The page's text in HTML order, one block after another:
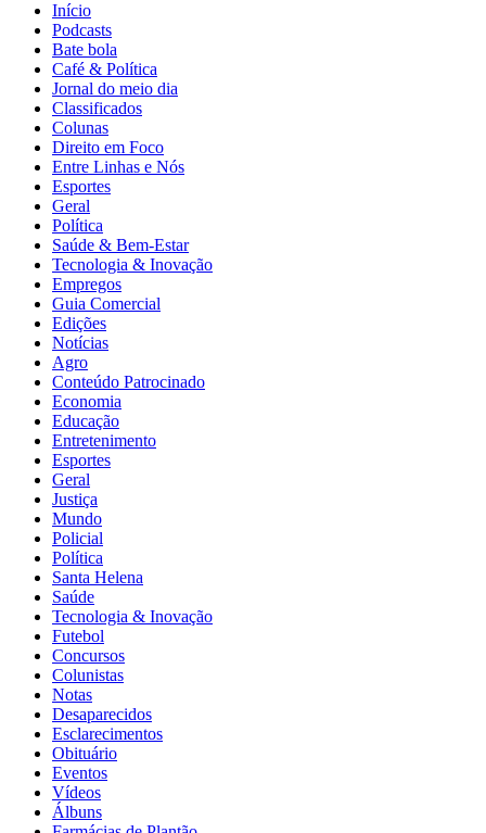
Início
Podcasts
Bate bola
Café & Política
Jornal do meio dia
Classificados
Colunas
Direito em Foco
Entre Linhas e Nós
Esportes
Geral
Política
Saúde & Bem-Estar
Tecnologia & Inovação
Empregos
Guia Comercial
Edições
Notícias
Agro
Conteúdo Patrocinado
Economia
Educação
Entretenimento
Esportes
Geral
Justiça
Mundo
Policial
Política
Santa Helena
Saúde
Tecnologia & Inovação
Futebol
Concursos
Colunistas
Notas
Desaparecidos
Esclarecimentos
Obituário
Eventos
Vídeos
Álbuns